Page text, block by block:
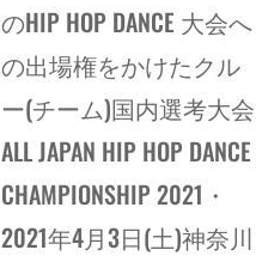
のHIP HOP DANCE 大会へ
の出場権をかけたクル
ー(チーム)国内選考大会
ALL JAPAN HIP HOP DANCE
CHAMPIONSHIP 2021・
2021年4月3日(土)神奈川